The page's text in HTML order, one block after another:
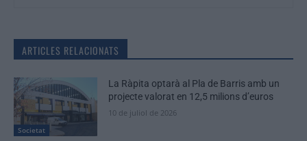
ARTICLES RELACIONATS
Societat
La Ràpita optarà al Pla de Barris amb un
projecte valorat en 12,5 milions d’euros
10 de juliol de 2026